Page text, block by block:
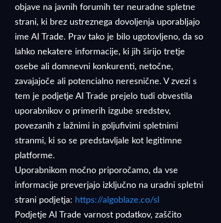
objave na javnih forumih ter neuradne spletne
strani, ki brez ustreznega dovoljenja uporabljajo
ime AI Trade. Prav tako je bilo ugotovljeno, da so
lahko nekatere informacije, ki jih širijo tretje
osebe ali domnevni konkurenti, netočne,
zavajajoče ali potencialno neresnične. V zvezi s
tem je podjetje AI Trade prejelo tudi obvestila
uporabnikov o primerih izgube sredstev,
povezanih z lažnimi in goljufivimi spletnimi
stranmi, ki so se predstavljale kot legitimne
platforme.
Uporabnikom močno priporočamo, da vse
informacije preverjajo izključno na uradni spletni
strani podjetja: https://algoblaze.co/sl
Podjetje AI Trade varnost podatkov, zaščito